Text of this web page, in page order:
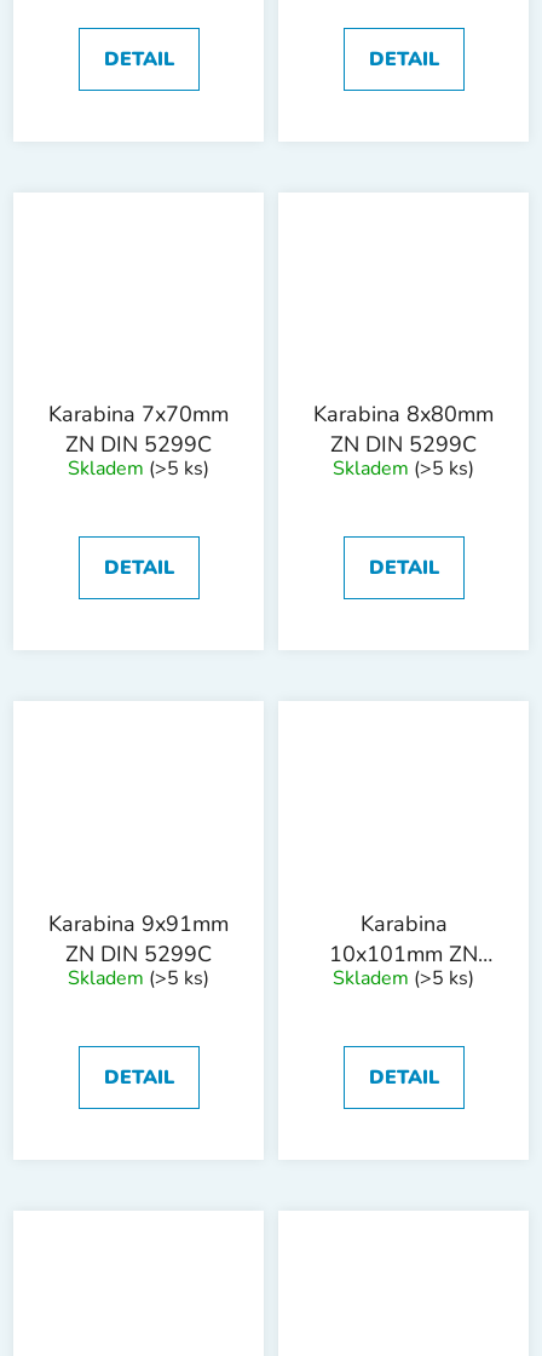
DETAIL DETAIL
Karabina 7x70mm
ZN DIN 5299C
Skladem (>5 ks)
DETAIL
Karabina 8x80mm
ZN DIN 5299C
Skladem (>5 ks)
DETAIL
Karabina 9x91mm
ZN DIN 5299C
Skladem (>5 ks)
DETAIL
Karabina
10x101mm ZN
DIN 5299C
Skladem (>5 ks)
DETAIL